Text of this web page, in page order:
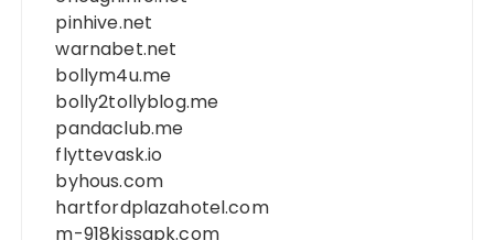
pinhive.net
warnabet.net
bollym4u.me
bolly2tollyblog.me
pandaclub.me
flyttevask.io
byhous.com
hartfordplazahotel.com
m-918kissapk.com